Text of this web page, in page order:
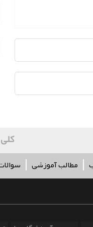
کلیه حقوق
مطالب آموزشی